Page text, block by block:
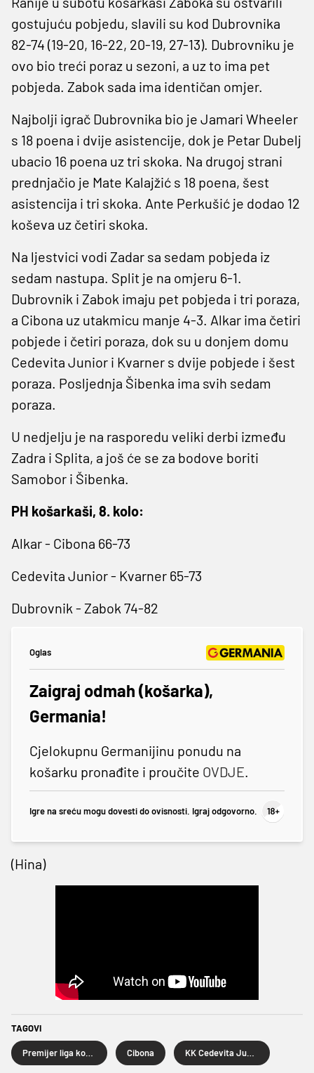
gostujuću pobjedu, slavili su kod Dubrovnika
82-74 (19-20, 16-22, 20-19, 27-13). Dubrovniku je
ovo bio treći poraz u sezoni, a uz to ima pet
pobjeda. Zabok sada ima identičan omjer.
Najbolji igrač Dubrovnika bio je Jamari Wheeler
s 18 poena i dvije asistencije, dok je Petar Dubelj
ubacio 16 poena uz tri skoka. Na drugoj strani
prednjačio je Mate Kalajžić s 18 poena, šest
asistencija i tri skoka. Ante Perkušić je dodao 12
koševa uz četiri skoka.
Na ljestvici vodi Zadar sa sedam pobjeda iz
sedam nastupa. Split je na omjeru 6-1.
Dubrovnik i Zabok imaju pet pobjeda i tri poraza,
a Cibona uz utakmicu manje 4-3. Alkar ima četiri
pobjede i četiri poraza, dok su u donjem domu
Cedevita Junior i Kvarner s dvije pobjede i šest
poraza. Posljednja Šibenka ima svih sedam
poraza.
U nedjelju je na rasporedu veliki derbi između
Zadra i Splita, a još će se za bodove boriti
Samobor i Šibenka.
PH košarkaši, 8. kolo:
Alkar - Cibona 66-73
Cedevita Junior - Kvarner 65-73
Dubrovnik - Zabok 74-82
Oglas
Zaigraj odmah (košarka),
Germania!
Cjelokupnu Germanijinu ponudu na
košarku pronađite i proučite OVDJE.
Igre na sreću mogu dovesti do ovisnosti. Igraj odgovorno.
(Hina)
TAGOVI
Cibona